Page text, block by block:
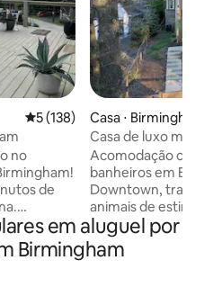
5 de uma avaliação média de
5 (138)
no
de
1 cama
(colchões
Casa ⋅
Casa de luxo
banheiros que
estimação perto
Acomodação
banheiros em
Downtown,
animais de
casa de um
mobiliada, a
UAB, projetada
em aluguel por
Birmingham